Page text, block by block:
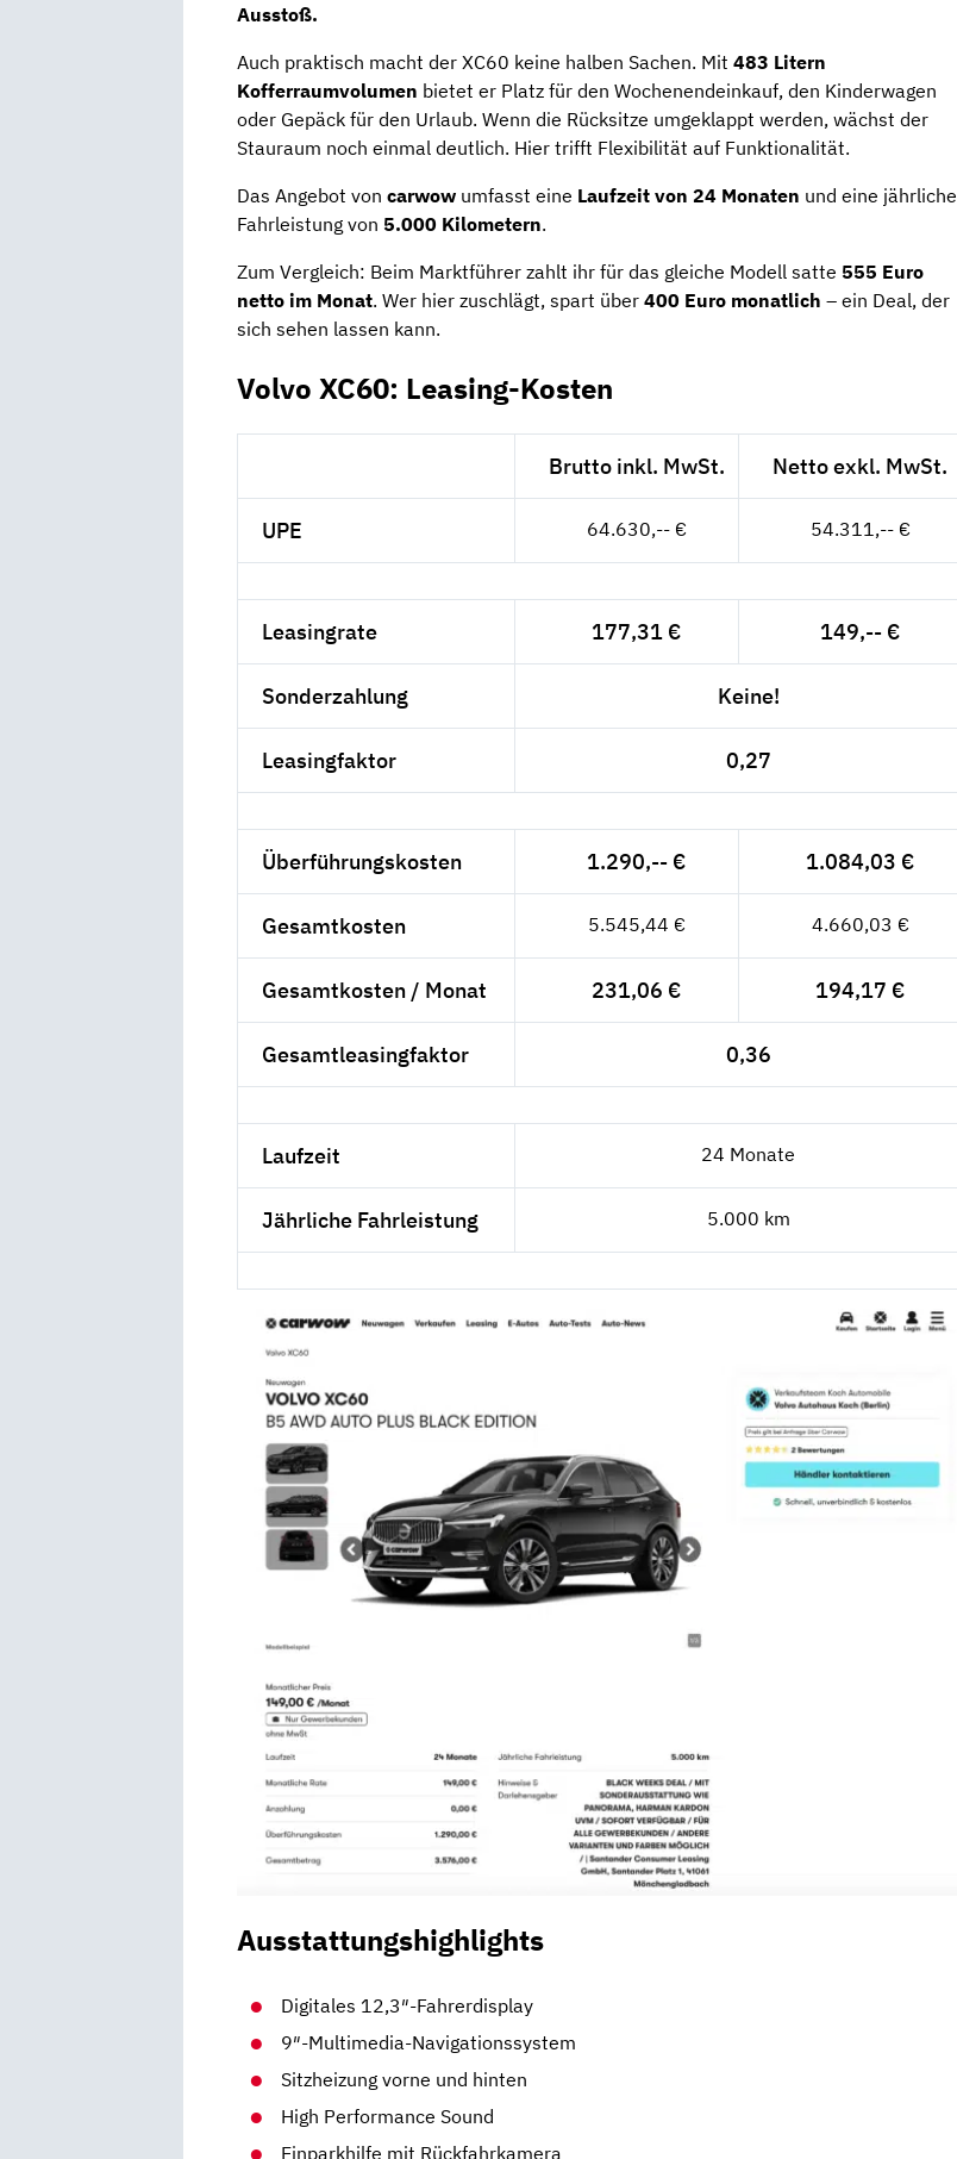
Ausstoß.
Auch praktisch macht der XC60 keine halben Sachen. Mit 483 Litern
Kofferraumvolumen bietet er Platz für den Wochenendeinkauf, den Kinderwagen
oder Gepäck für den Urlaub. Wenn die Rücksitze umgeklappt werden, wächst der
Stauraum noch einmal deutlich. Hier trifft Flexibilität auf Funktionalität.
Das Angebot von carwow umfasst eine Laufzeit von 24 Monaten und eine jährliche
Fahrleistung von 5.000 Kilometern.
Zum Vergleich: Beim Marktführer zahlt ihr für das gleiche Modell satte 555 Euro
netto im Monat. Wer hier zuschlägt, spart über 400 Euro monatlich – ein Deal, der
sich sehen lassen kann.
Volvo XC60: Leasing-Kosten
Brutto inkl. MwSt. Netto exkl. MwSt.
UPE 64.630,-- € 54.311,-- €
Leasingrate 177,31 € 149,-- €
Sonderzahlung Keine!
Leasingfaktor 0,27
Überführungskosten 1.290,-- € 1.084,03 €
Gesamtkosten 5.545,44 € 4.660,03 €
Gesamtkosten / Monat 231,06 € 194,17 €
Gesamtleasingfaktor 0,36
Laufzeit 24 Monate
Jährliche Fahrleistung 5.000 km
Ausstattungshighlights
Digitales 12,3″-Fahrerdisplay
9″-Multimedia-Navigationssystem
Sitzheizung vorne und hinten
High Performance Sound
Einparkhilfe mit Rückfahrkamera